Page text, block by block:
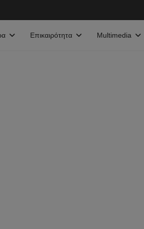
Επικαιρότητα Multimedia